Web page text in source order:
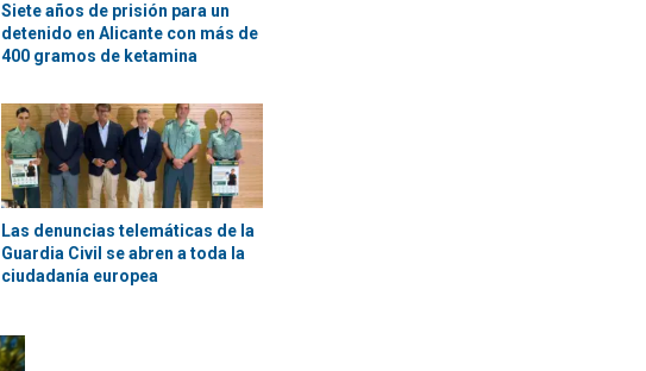
Siete años de prisión para un
detenido en Alicante con más de
400 gramos de ketamina
Las denuncias telemáticas de la
Guardia Civil se abren a toda la
ciudadanía europea